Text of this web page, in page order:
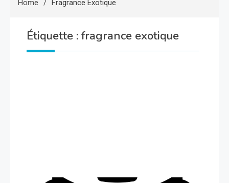
Home Fragrance Exotique
Étiquette : fragrance exotique